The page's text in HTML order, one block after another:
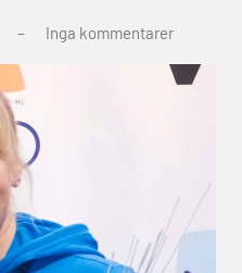
Inga kommentarer